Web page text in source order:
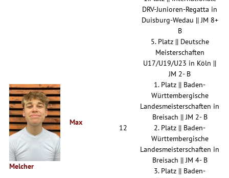
Max
Melcher
12
DRV-Junioren-Regatta in
Duisburg-Wedau || JM 8+
B
5. Platz || Deutsche
Meisterschaften
U17/U19/U23 in Köln ||
JM 2- B
1. Platz || Baden-
Württembergische
Landesmeisterschaften in
Breisach || JM 2- B
2. Platz || Baden-
Württembergische
Landesmeisterschaften in
Breisach || JM 4- B
3. Platz || Baden-